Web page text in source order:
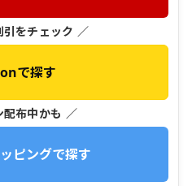
をチェック ／
で探す
配布中かも ／
ピングで探す